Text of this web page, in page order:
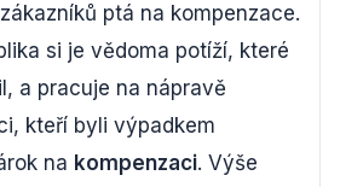
ptá na kompenzace.
si je vědoma potíží, které
a pracuje na nápravě
kteří byli výpadkem
na kompenzaci. Výše